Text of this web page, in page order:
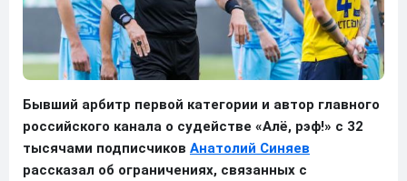
Бывший арбитр первой категории и автор главного
российского канала о судействе «Алё, рэф!» с 32
тысячами подписчиков Анатолий Синяев
рассказал об ограничениях, связанных с